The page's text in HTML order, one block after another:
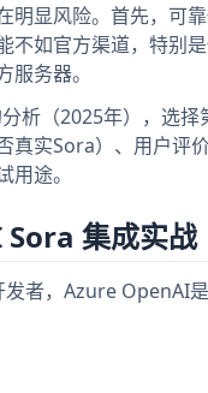
明显风险。首先，可
不如官方渠道，特别
务器。
析（2025年），选择
真实Sora）、用户评
途。
集成实战
者，Azure OpenAI